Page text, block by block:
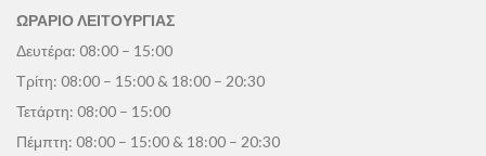
ΩΡΑΡΙΟ ΛΕΙΤΟΥΡΓΙΑΣ
Δευτέρα: 08:00 – 15:00
Τρίτη: 08:00 – 15:00 & 18:00 – 20:30
Τετάρτη: 08:00 – 15:00
Πέμπτη: 08:00 – 15:00 & 18:00 – 20:30